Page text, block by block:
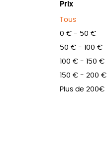
Prix
Tous
0 € - 50 €
50 € - 100 €
100 € - 150 €
150 € - 200 €
Plus de 200€